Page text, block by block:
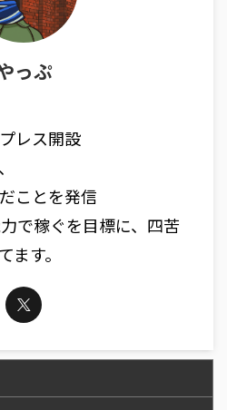
っぷ
レス開設
ことを発信
で稼ぐを目標に、四苦
ます。